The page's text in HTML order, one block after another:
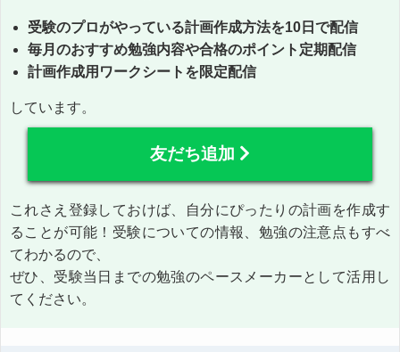
受験のプロがやっている計画作成方法を10日で配信
毎月のおすすめ勉強内容や合格のポイント定期配信
計画作成用ワークシートを限定配信
しています。
友だち追加
これさえ登録しておけば、自分にぴったりの計画を作成す
ることが可能！受験についての情報、勉強の注意点もすべ
てわかるので、
ぜひ、受験当日までの勉強のペースメーカーとして活用し
てください。